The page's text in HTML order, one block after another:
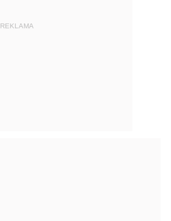
REKLAMA